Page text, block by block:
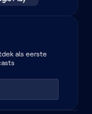
als eerste